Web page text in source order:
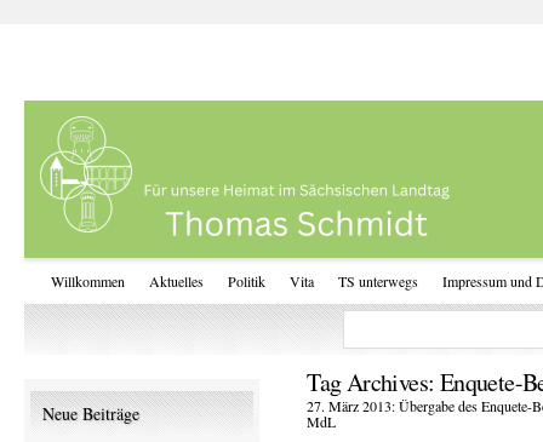
Willkommen Aktuelles Politik Vita TS unterwegs Impressum und
Tag Archives: Enquete-
27. März 2013: Übergabe des Enquete-
MdL
Neue Beiträge